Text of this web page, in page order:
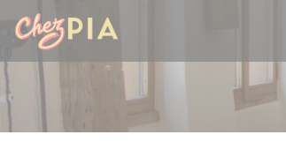
Personalización de sus opciones de cookies